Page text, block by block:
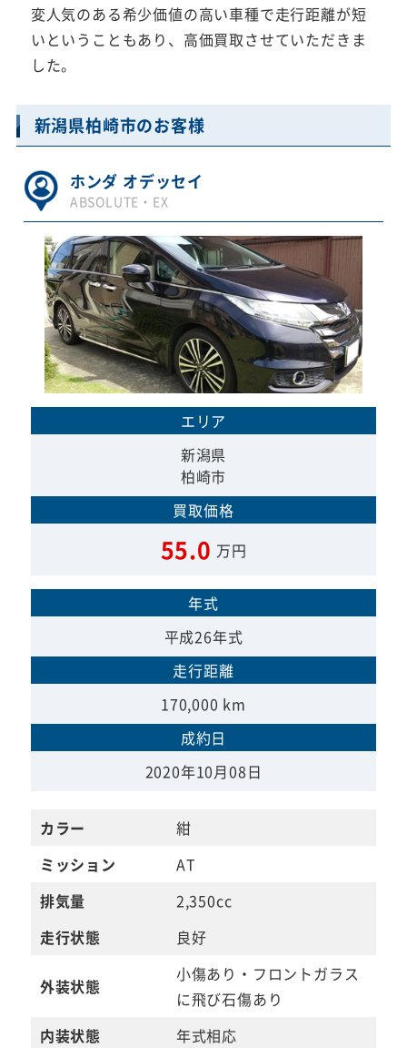
変人気のある希少価値の高い車種で走行距離が短
いということもあり、高価買取させていただきま
した。
新潟県柏崎市のお客様
ホンダ オデッセイ
ABSOLUTE・EX
エリア
新潟県
柏崎市
買取価格
55.0 万円
年式
平成26年式
走行距離
170,000 km
成約日
2020年10月08日
カラー
紺
ミッション
AT
排気量
2,350cc
走行状態
良好
外装状態
小傷あり・フロントガラス
に飛び石傷あり
内装状態
年式相応